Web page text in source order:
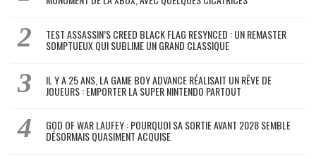
TEST ASSASSIN’S CREED BLACK FLAG RESYNCED : UN REMASTER
SOMPTUEUX QUI SUBLIME UN GRAND CLASSIQUE
IL Y A 25 ANS, LA GAME BOY ADVANCE RÉALISAIT UN RÊVE DE
JOUEURS : EMPORTER LA SUPER NINTENDO PARTOUT
GOD OF WAR LAUFEY : POURQUOI SA SORTIE AVANT 2028 SEMBLE
DÉSORMAIS QUASIMENT ACQUISE